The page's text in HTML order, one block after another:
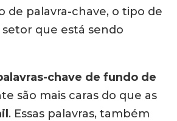
de palavra-chave, o tipo de
que está sendo
chave de fundo de
são mais caras do que as
. Essas palavras, também